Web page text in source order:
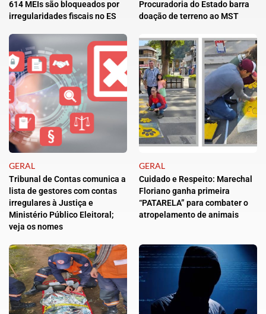
614 MEIs são bloqueados por
irregularidades fiscais no ES
Procuradoria do Estado barra
doação de terreno ao MST
GERAL
Tribunal de Contas comunica a
lista de gestores com contas
irregulares à Justiça e
Ministério Público Eleitoral;
veja os nomes
GERAL
Cuidado e Respeito: Marechal
Floriano ganha primeira
“PATARELA” para combater o
atropelamento de animais